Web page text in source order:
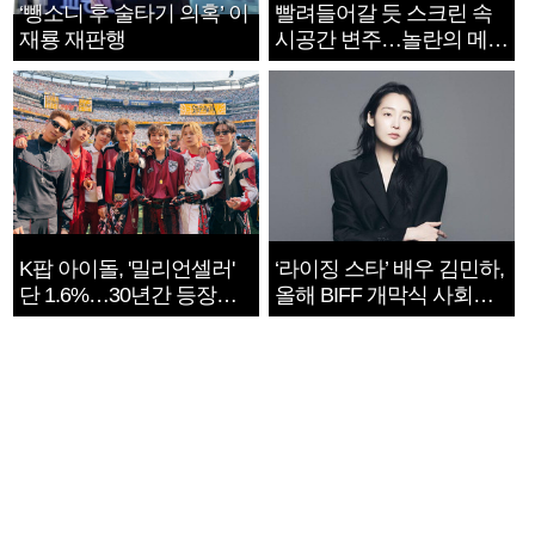
‘뺑소니 후 술타기 의혹’ 이
재룡 재판행
빨려들어갈 듯 스크린 속
시공간 변주…놀란의 메시
지는 ‘전쟁 속죄’
K팝 아이돌, '밀리언셀러'
단 1.6%…30년간 등장
1182개팀 전수조사
‘라이징 스타’ 배우 김민하,
올해 BIFF 개막식 사회자
확정